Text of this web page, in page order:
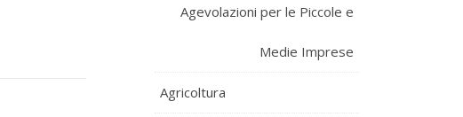
Agevolazioni per le Piccole e
Medie Imprese
Agricoltura